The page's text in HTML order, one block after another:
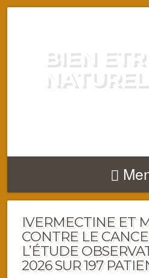
BIEN
NATUREL
IVERMECTINE ET
CONTRE LE
L’ÉTUDE
2026 SUR 197